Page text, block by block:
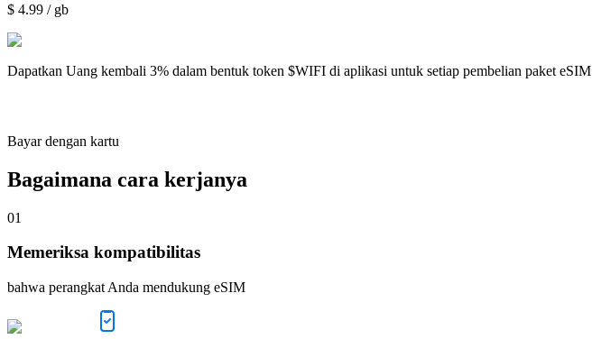
$ 4.99 / gb
Dapatkan Uang kembali 3% dalam bentuk token $WIFI di aplikasi untuk setiap pembelian paket eSIM
Bayar dengan kartu
Bagaimana cara kerjanya
01
Memeriksa kompatibilitas
bahwa perangkat Anda mendukung eSIM